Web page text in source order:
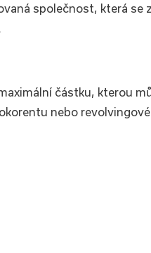
společnost, která se
částku, kterou
nebo